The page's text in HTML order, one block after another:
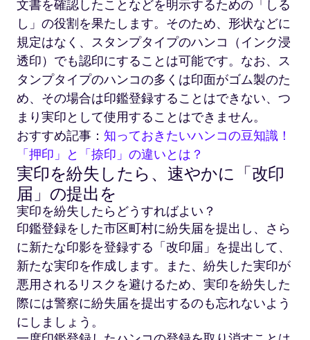
文書を確認したことなどを明示するための「しる
し」の役割を果たします。そのため、形状などに
規定はなく、スタンプタイプのハンコ（インク浸
透印）でも認印にすることは可能です。なお、ス
タンプタイプのハンコの多くは印面がゴム製のた
め、その場合は印鑑登録することはできない、つ
まり実印として使用することはできません。
おすすめ記事： 知っておきたいハンコの豆知識！
「押印」と「捺印」の違いとは？
実印を紛失したら、速やかに「改印
届」の提出を
実印を紛失したらどうすればよい？
印鑑登録をした市区町村に紛失届を提出し、さら
に新たな印影を登録する「改印届」を提出して、
新たな実印を作成します。また、紛失した実印が
悪用されるリスクを避けるため、実印を紛失した
際には警察に紛失届を提出するのも忘れないよう
にしましょう。